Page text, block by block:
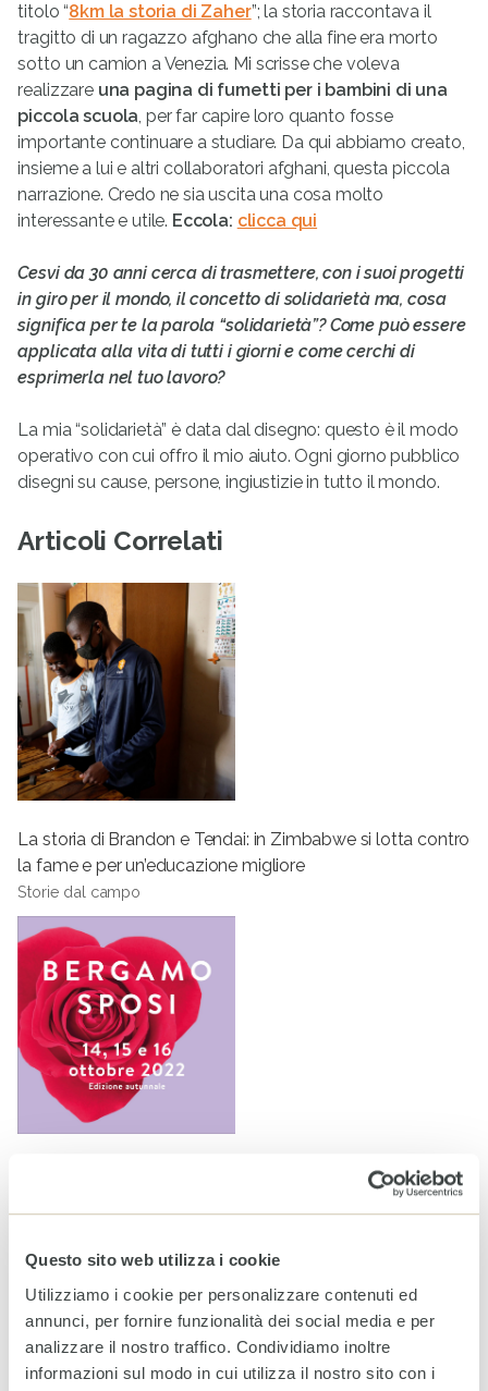
Questo sito web utilizza i cookie
Utilizziamo i cookie per personalizzare contenuti ed
annunci, per fornire funzionalità dei social media e per
analizzare il nostro traffico. Condividiamo inoltre
informazioni sul modo in cui utilizza il nostro sito con i
titolo “8km la storia di Zaher”; la storia raccontava il
tragitto di un ragazzo afghano che alla fine era morto
sotto un camion a Venezia. Mi scrisse che voleva
realizzare una pagina di fumetti per i bambini di una
piccola scuola, per far capire loro quanto fosse
importante continuare a studiare. Da qui abbiamo creato,
insieme a lui e altri collaboratori afghani, questa piccola
narrazione. Credo ne sia uscita una cosa molto
interessante e utile. Eccola: clicca qui
Cesvi da 30 anni cerca di trasmettere, con i suoi progetti
in giro per il mondo, il concetto di solidarietà ma, cosa
significa per te la parola “solidarietà”? Come può essere
applicata alla vita di tutti i giorni e come cerchi di
esprimerla nel tuo lavoro?
La mia “solidarietà” è data dal disegno: questo è il modo
operativo con cui offro il mio aiuto. Ogni giorno pubblico
disegni su cause, persone, ingiustizie in tutto il mondo.
Articoli Correlati
La storia di Brandon e Tendai: in Zimbabwe si lotta contro
la fame e per un’educazione migliore
Storie dal campo
Fondazione CESVI e Bergamo Sposi: autumn edition